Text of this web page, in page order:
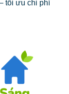
tối ưu chi phí